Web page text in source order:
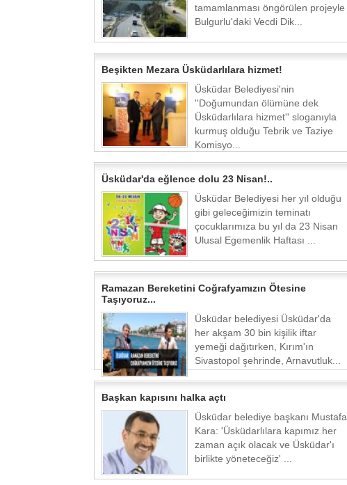
tamamlanması öngörülen projeyle
Bulgurlu'daki Vecdi Dik...
Beşikten Mezara Üsküdarlılara hizmet!
Üsküdar Belediyesi'nin
''Doğumundan ölümüne dek
Üsküdarlılara hizmet'' sloganıyla
kurmuş olduğu Tebrik ve Taziye
Komisyo...
Üsküdar'da eğlence dolu 23 Nisan!..
Üsküdar Belediyesi her yıl olduğu
gibi geleceğimizin teminatı
çocuklarımıza bu yıl da 23 Nisan
Ulusal Egemenlik Haftası ...
Ramazan Bereketini Coğrafyamızın Ötesine
Taşıyoruz...
Üsküdar belediyesi Üsküdar'da
her akşam 30 bin kişilik iftar
yemeği dağıtırken, Kırım'ın
Sivastopol şehrinde, Arnavutluk...
Başkan kapısını halka açtı
Üsküdar belediye başkanı Mustafa
Kara: 'Üsküdarlılara kapımız her
zaman açık olacak ve Üsküdar'ı
birlikte yöneteceğiz' ...